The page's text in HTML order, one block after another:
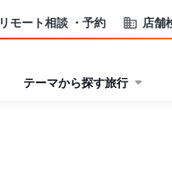
リモート相談 ・予約 店舗
テーマから探す旅行